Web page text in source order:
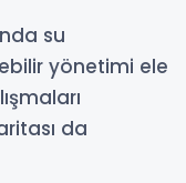
su
yönetimi ele
da